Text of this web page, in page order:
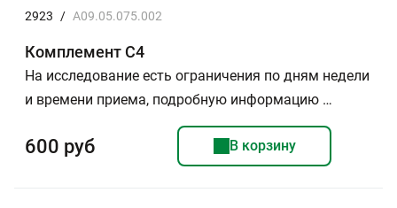
2923 / A09.05.075.002
Комплемент С4
На исследование есть ограничения по дням недели
и времени приема, подробную информацию …
600 руб В корзину